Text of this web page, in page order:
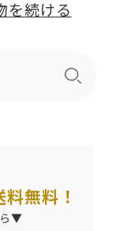
を続ける
料無料！
ら▼